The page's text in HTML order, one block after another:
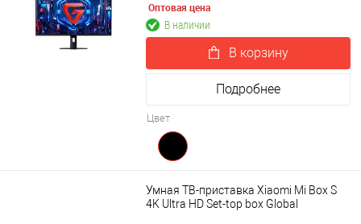
Оптовая цена
В наличии
В корзину
Подробнее
Цвет
Умная ТВ-приставка Xiaomi Mi Box S
4K Ultra HD Set-top box Global